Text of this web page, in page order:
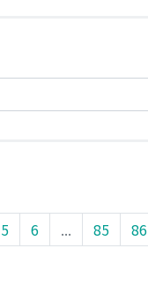
5 6 ... 85 86